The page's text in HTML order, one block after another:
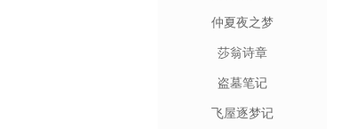
仲夏夜之梦
莎翁诗章
盗墓笔记
飞屋逐梦记